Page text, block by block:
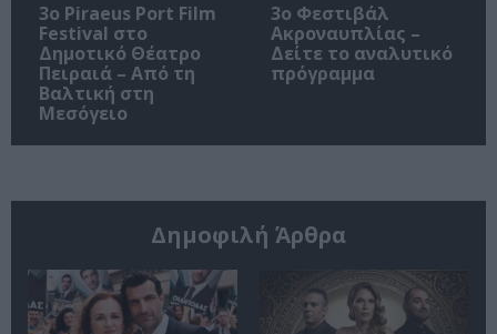
3o Piraeus Port Film
Festival στο
Δημοτικό Θέατρο
Πειραιά – Από τη
Βαλτική στη
Μεσόγειο
3ο Φεστιβάλ
Ακροναυπλίας –
Δείτε το αναλυτικό
πρόγραμμα
Δημοφιλή Άρθρα